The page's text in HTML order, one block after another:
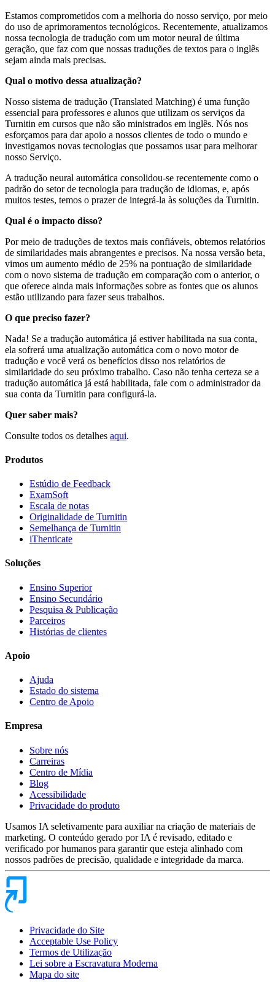
Estamos comprometidos com a melhoria do nosso serviço, por meio
do uso de aprimoramentos tecnológicos. Recentemente, atualizamos
nossa tecnologia de tradução com um motor neural de última
geração, que faz com que nossas traduções de textos para o inglês
sejam ainda mais precisas.
Qual o motivo dessa atualização?
Nosso sistema de tradução (Translated Matching) é uma função
essencial para professores e alunos que utilizam os serviços da
Turnitin em cursos que não são ministrados em inglês. Nós nos
esforçamos para dar apoio a nossos clientes de todo o mundo e
investigamos novas tecnologias que possamos usar para melhorar
nosso Serviço.
A tradução neural automática consolidou-se recentemente como o
padrão do setor de tecnologia para tradução de idiomas, e, após
muitos testes, temos o prazer de integrá-la às soluções da Turnitin.
Qual é o impacto disso?
Por meio de traduções de textos mais confiáveis, obtemos relatórios
de similaridades mais abrangentes e precisos. Na nossa versão beta,
vimos um aumento médio de 25% na pontuação de similaridade
com o novo sistema de tradução em comparação com o anterior, o
que oferece ainda mais informações sobre as fontes que os alunos
estão utilizando para fazer seus trabalhos.
O que preciso fazer?
Nada! Se a tradução automática já estiver habilitada na sua conta,
ela sofrerá uma atualização automática com o novo motor de
tradução e você verá os benefícios disso nos relatórios de
similaridade do seu próximo trabalho. Caso não tenha certeza se a
tradução automática já está habilitada, fale com o administrador da
sua conta da Turnitin para configurá-la.
Quer saber mais?
Consulte todos os detalhes aqui.
Produtos
Estúdio de Feedback
ExamSoft
Escala de notas
Originalidade de Turnitin
Semelhança de Turnitin
iThenticate
Soluções
Ensino Superior
Ensino Secundário
Pesquisa & Publicação
Parceiros
Histórias de clientes
Apoio
Ajuda
Estado do sistema
Centro de Apoio
Empresa
Sobre nós
Carreiras
Centro de Mídia
Blog
Acessibilidade
Privacidade do produto
Usamos IA seletivamente para auxiliar na criação de materiais de
marketing. O conteúdo gerado por IA é revisado, editado e
verificado por humanos para garantir que esteja alinhado com
nossos padrões de precisão, qualidade e integridade da marca.
Privacidade do Site
Acceptable Use Policy
Termos de Utilização
Lei sobre a Escravatura Moderna
Mapa do site